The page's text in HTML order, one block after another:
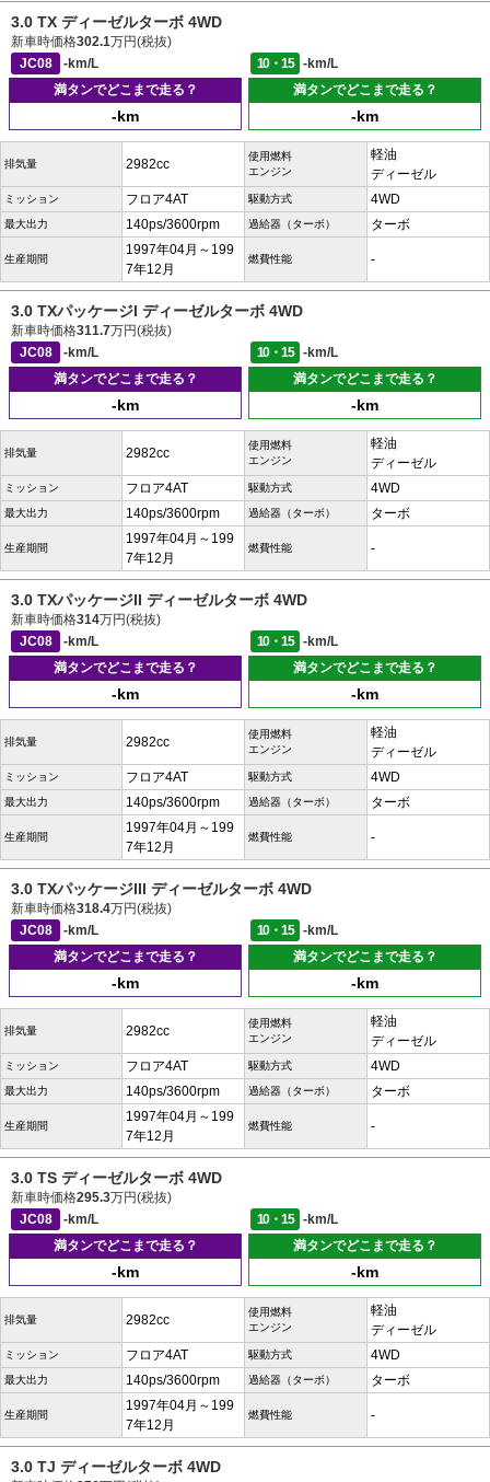
3.0 TX ディーゼルターボ 4WD
新車時価格302.1万円(税抜)
JC08
-km/L 10・15
-km/L
満タンでどこまで走る？
-km
満タンでどこまで走る？
-km
排気量 2982cc
使用燃料
エンジン
軽油
ディーゼル
ミッション フロア4AT 駆動方式 4WD
最大出力 140ps/3600rpm 過給器（ターボ） ターボ
生産期間
1997年04月～199
7年12月
燃費性能 -
3.0 TXパッケージI ディーゼルターボ 4WD
新車時価格311.7万円(税抜)
JC08
-km/L 10・15
-km/L
満タンでどこまで走る？
-km
満タンでどこまで走る？
-km
排気量 2982cc
使用燃料
エンジン
軽油
ディーゼル
ミッション フロア4AT 駆動方式 4WD
最大出力 140ps/3600rpm 過給器（ターボ） ターボ
生産期間
1997年04月～199
7年12月
燃費性能 -
3.0 TXパッケージII ディーゼルターボ 4WD
新車時価格314万円(税抜)
JC08
-km/L 10・15
-km/L
満タンでどこまで走る？
-km
満タンでどこまで走る？
-km
排気量 2982cc
使用燃料
エンジン
軽油
ディーゼル
ミッション フロア4AT 駆動方式 4WD
最大出力 140ps/3600rpm 過給器（ターボ） ターボ
生産期間
1997年04月～199
7年12月
燃費性能 -
3.0 TXパッケージIII ディーゼルターボ 4WD
新車時価格318.4万円(税抜)
JC08
-km/L 10・15
-km/L
満タンでどこまで走る？
-km
満タンでどこまで走る？
-km
排気量 2982cc
使用燃料
エンジン
軽油
ディーゼル
ミッション フロア4AT 駆動方式 4WD
最大出力 140ps/3600rpm 過給器（ターボ） ターボ
生産期間
1997年04月～199
7年12月
燃費性能 -
3.0 TS ディーゼルターボ 4WD
新車時価格295.3万円(税抜)
JC08
-km/L 10・15
-km/L
満タンでどこまで走る？
-km
満タンでどこまで走る？
-km
排気量 2982cc
使用燃料
エンジン
軽油
ディーゼル
ミッション フロア4AT 駆動方式 4WD
最大出力 140ps/3600rpm 過給器（ターボ） ターボ
生産期間
1997年04月～199
7年12月
燃費性能 -
3.0 TJ ディーゼルターボ 4WD